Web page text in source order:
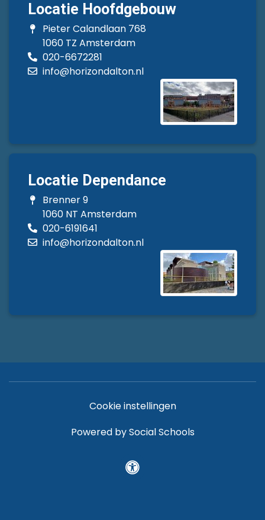
Locatie Hoofdgebouw
Pieter Calandlaan 768
1060 TZ Amsterdam
020-6672281
info@horizondalton.nl
Locatie Dependance
Brenner 9
1060 NT Amsterdam
020-6191641
info@horizondalton.nl
Cookie instellingen
Powered bySocial Schools